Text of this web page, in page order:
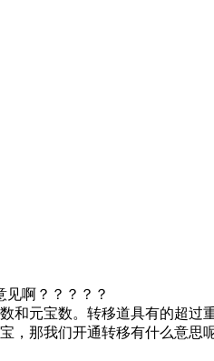
啊？？？？？
宝数。转移道具有的超过
，那我们开通转移有什么意思